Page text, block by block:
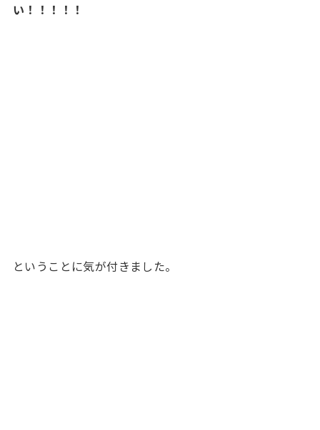
い！！！！！
ということに気が付きました。